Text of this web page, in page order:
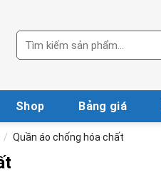
kiếm:
Shop Bảng giá
/ Quần áo chống hóa chất